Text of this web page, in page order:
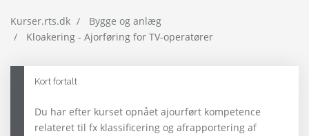
Kurser.rts.dk
Bygge og anlæg
Kloakering - Ajorføring for TV-operatører
Kort fortalt
Du har efter kurset opnået ajourført kompetence
relateret til fx klassificering og afrapportering af